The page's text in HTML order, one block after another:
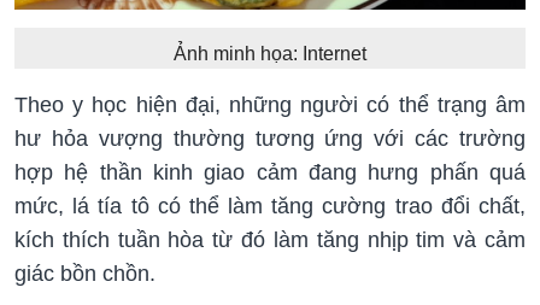
Ảnh minh họa: Internet
Theo y học hiện đại, những người có thể trạng âm
hư hỏa vượng thường tương ứng với các trường
hợp hệ thần kinh giao cảm đang hưng phấn quá
mức, lá tía tô có thể làm tăng cường trao đổi chất,
kích thích tuần hòa từ đó làm tăng nhịp tim và cảm
giác bồn chồn.